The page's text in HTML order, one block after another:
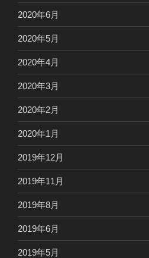
2020年6月
2020年5月
2020年4月
2020年3月
2020年2月
2020年1月
2019年12月
2019年11月
2019年8月
2019年6月
2019年5月